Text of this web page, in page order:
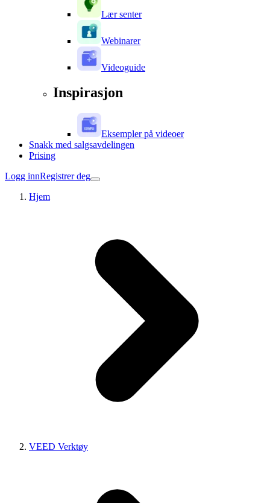
Lær senter
Webinarer
Videoguide
Inspirasjon
Eksempler på videoer
Snakk med salgsavdelingen
Prising
Logg innRegistrer deg
Hjem
VEED Verktøy